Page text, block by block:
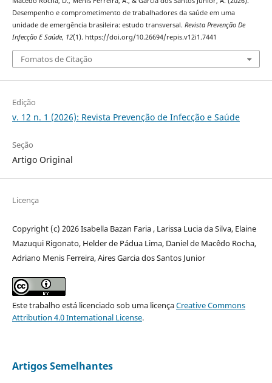
Desempenho e comprometimento de trabalhadores da saúde em uma
unidade de emergência brasileira: estudo transversal. Revista Prevenção De
Infecção E Saúde, 12(1). https://doi.org/10.26694/repis.v12i1.7441
Fomatos de Citação
Edição
v. 12 n. 1 (2026): Revista Prevenção de Infecção e Saúde
Seção
Artigo Original
Licença
Copyright (c) 2026 Isabella Bazan Faria , Larissa Lucia da Silva, Elaine
Mazuqui Rigonato, Helder de Pádua Lima, Daniel de Macêdo Rocha,
Adriano Menis Ferreira, Aires Garcia dos Santos Junior
Este trabalho está licenciado sob uma licençaCreative Commons
Attribution 4.0 International License.
Artigos Semelhantes